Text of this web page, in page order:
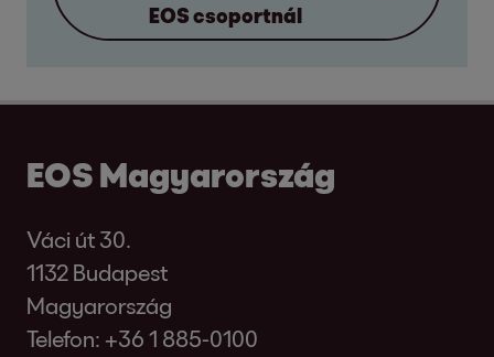
EOS csoportnál
EOS Magyarország
Váci út 30.
1132 Budapest
Magyarország
Telefon: +36 1 885-0100